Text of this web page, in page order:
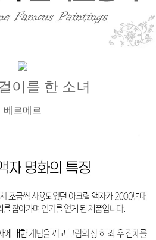
이를 한 소녀
베르메르